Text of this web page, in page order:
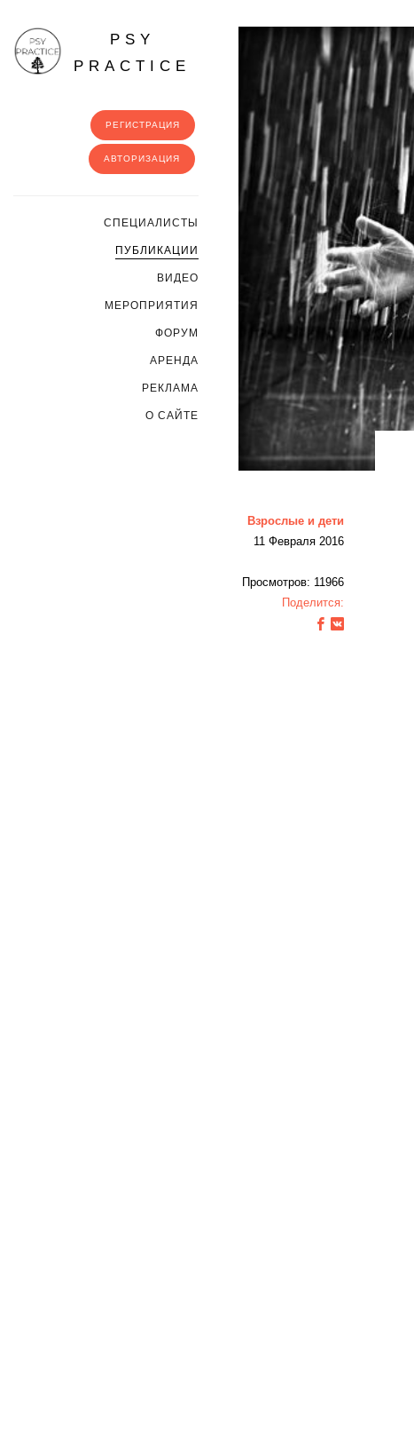
PSY
PRACTICE
РЕГИСТРАЦИЯ
АВТОРИЗАЦИЯ
CПЕЦИАЛИСТЫ
ПУБЛИКАЦИИ
ВИДЕО
МЕРОПРИЯТИЯ
ФОРУМ
АРЕНДА
РЕКЛАМА
О САЙТЕ
Взрослые и дети
11 Февраля 2016
Просмотров: 11966
Поделится: